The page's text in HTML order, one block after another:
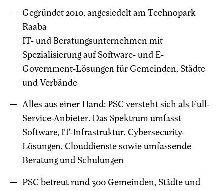
Gegründet 2010, angesiedelt am Technopark
Raaba
IT- und Beratungsunternehmen mit
Spezialisierung auf Software- und E-
Government-Lösungen für Gemeinden, Städte
und Verbände
Alles aus einer Hand: PSC versteht sich als Full-
Service-Anbieter. Das Spektrum umfasst
Software, IT-Infrastruktur, Cybersecurity-
Lösungen, Clouddienste sowie umfassende
Beratung und Schulungen
PSC betreut rund 300 Gemeinden, Städte und